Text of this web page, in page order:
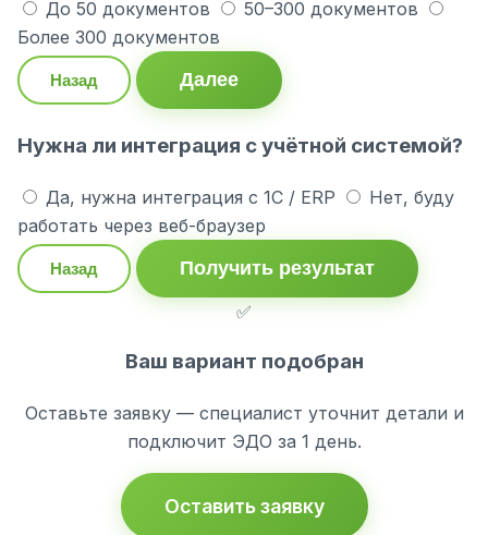
До 50 документов
50–300 документов
Более 300 документов
Назад Далее
Нужна ли интеграция с учётной системой?
Да, нужна интеграция с 1С / ERP
Нет, буду
работать через веб-браузер
Назад
Получить результат
✅
Ваш вариант подобран
Оставьте заявку — специалист уточнит детали и
подключит ЭДО за 1 день.
Оставить заявку